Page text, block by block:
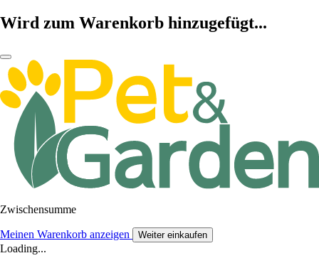
Wird zum Warenkorb hinzugefügt...
Zwischensumme
Meinen Warenkorb anzeigen Weiter einkaufen
Loading...